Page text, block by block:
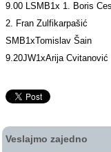
9.00 LSMB1x 1. Boris
2. Fran Zulfikarpašić
SMB1xTomislav Šain
9.20JW1xArija Cvitanović
Veslajmo zajedno